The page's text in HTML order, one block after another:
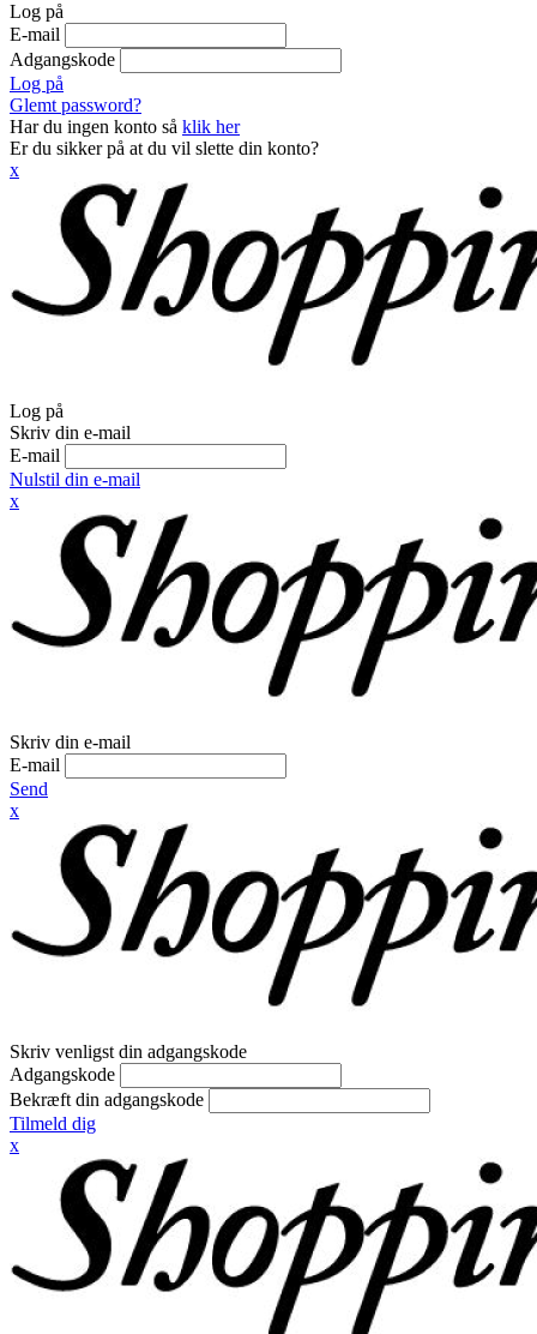
Log på
E-mail
Adgangskode
Log på
Glemt password?
Har du ingen konto så klik her
Er du sikker på at du vil slette din konto?
x
Log på
Skriv din e-mail
E-mail
Nulstil din e-mail
x
Skriv din e-mail
E-mail
Send
x
Skriv venligst din adgangskode
Adgangskode
Bekræft din adgangskode
Tilmeld dig
x